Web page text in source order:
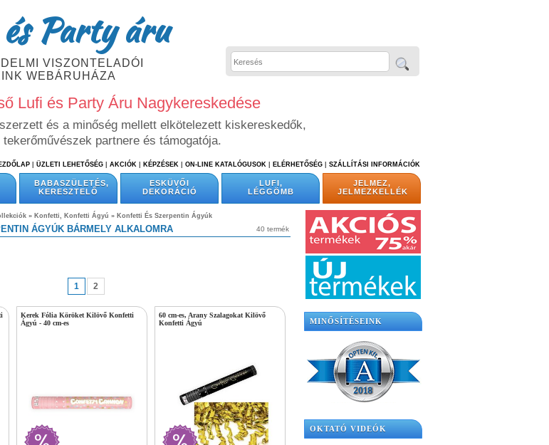
Party áru
VISZONTELADÓI
WEBÁRUHÁZA
Lufi és Party Áru Nagykereskedése
és a minőség mellett elkötelezett kiskereskedők,
partnere és támogatója.
ÜZLETI LEHETŐSÉG AKCIÓK KÉPZÉSEK ON-LINE KATALÓGUSOK ELÉRHETŐSÉG SZÁLLÍTÁSI INFORMÁCIÓK
BABASZÜLETÉS,
KERESZTELŐ
ESKÜVŐI
DEKORÁCIÓ
LUFI,
LÉGGÖMB
JELMEZ,
JELMEZKELLÉK
» Konfetti, Konfetti Ágyú » Konfetti És Szerpentin Ágyúk
40 termék
ÁGYÚK BÁRMELY ALKALOMRA
1 2
Kerek Fólia Köröket Kilövő Konfetti
Ágyú - 40 cm-es
60 cm-es, Arany Szalagokat Kilövő
Konfetti Ágyú
MINŐSÍTÉSEINK
OKTATÓ VIDEÓK